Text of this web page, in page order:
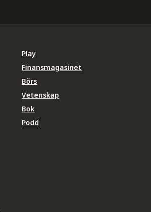
Play
Finansmagasinet
Börs
Vetenskap
Bok
Podd